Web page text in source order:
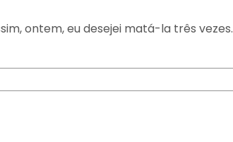
ontem, eu desejei matá-la três vezes.